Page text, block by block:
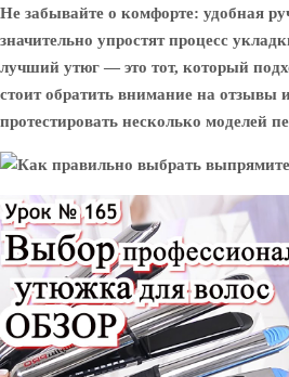
Не забывайте о комфорте: удобная
значительно упростят процесс
лучший утюг — это тот, который
стоит обратить внимание на отзывы
протестировать несколько моделей